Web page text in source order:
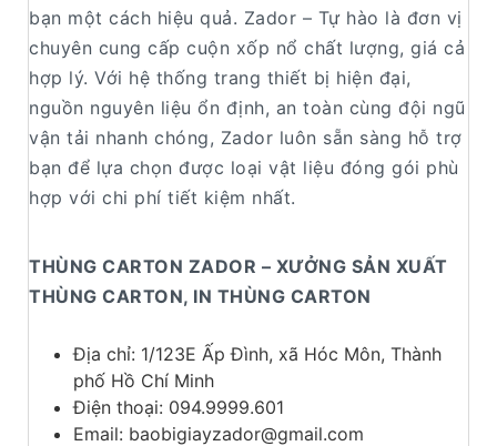
bạn một cách hiệu quả. Zador – Tự hào là đơn vị
chuyên cung cấp cuộn xốp nổ chất lượng, giá cả
hợp lý. Với hệ thống trang thiết bị hiện đại,
nguồn nguyên liệu ổn định, an toàn cùng đội ngũ
vận tải nhanh chóng, Zador luôn sẵn sàng hỗ trợ
bạn để lựa chọn được loại vật liệu đóng gói phù
hợp với chi phí tiết kiệm nhất.
THÙNG CARTON ZADOR – XƯỞNG SẢN XUẤT
THÙNG CARTON, IN THÙNG CARTON
Địa chỉ: 1/123E Ấp Đình, xã Hóc Môn, Thành
phố Hồ Chí Minh
Điện thoại: 094.9999.601
Email: baobigiayzador@gmail.com